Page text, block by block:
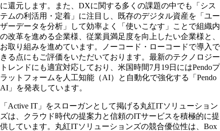
に還元します。また、DXに関する多くの課題の中でも「シス
テムの利活用・定着」に注目し、既存のデジタル資産を「ユー
ザーデータを分析」して効率よく「使いこなす」ことで組織内
の改革を進める企業様、従業員満足度を向上したい企業様と、
お取り組みを進めています。ノーコード・ローコードで導入で
きる点にもご評価をいただいております。最新のテクノロジー
トレンドにも適宜対応しており、米国時間7月19日にはPendoプ
ラットフォームを人工知能（AI）と自動化で強化する「Pendo
AI」を発表しています。
「Active IT」をスローガンとして掲げる丸紅ITソリューション
ズは、クラウド時代の提案力と信頼のITサービスを積極的に提
供しています。丸紅ITソリューションズの競合優位性は、Box